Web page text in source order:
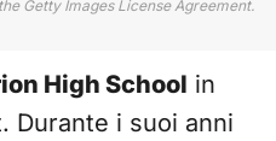
Getty Images License Agreement.
High School in
Durante i suoi anni